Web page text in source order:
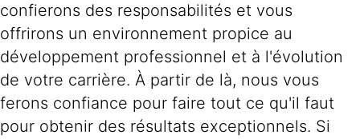
confierons des responsabilités et vous
offrirons un environnement propice au
développement professionnel et à l'évolution
de votre carrière. À partir de là, nous vous
ferons confiance pour faire tout ce qu'il faut
pour obtenir des résultats exceptionnels. Si